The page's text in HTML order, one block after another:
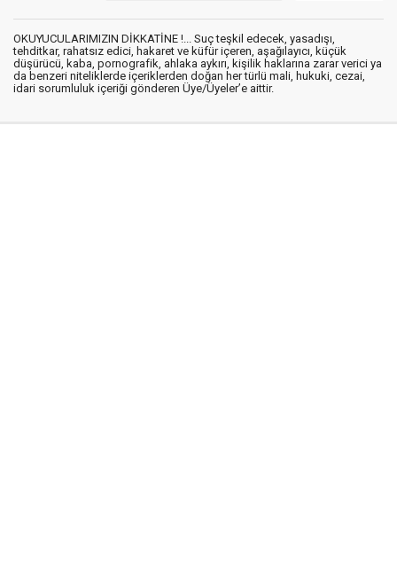
OKUYUCULARIMIZIN DİKKATİNE !... Suç teşkil edecek, yasadışı,
tehditkar, rahatsız edici, hakaret ve küfür içeren, aşağılayıcı, küçük
düşürücü, kaba, pornografik, ahlaka aykırı, kişilik haklarına zarar verici ya
da benzeri niteliklerde içeriklerden doğan her türlü mali, hukuki, cezai,
idari sorumluluk içeriği gönderen Üye/Üyeler’e aittir.